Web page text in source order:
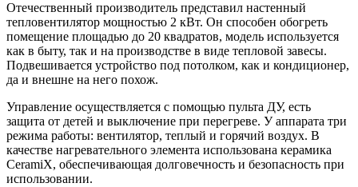
Отечественный производитель представил настенный
тепловентилятор мощностью 2 кВт. Он способен обогреть
помещение площадью до 20 квадратов, модель используется
как в быту, так и на производстве в виде тепловой завесы.
Подвешивается устройство под потолком, как и кондиционер,
да и внешне на него похож.
Управление осуществляется с помощью пульта ДУ, есть
защита от детей и выключение при перегреве. У аппарата три
режима работы: вентилятор, теплый и горячий воздух. В
качестве нагревательного элемента использована керамика
CeramiX, обеспечивающая долговечность и безопасность при
использовании.